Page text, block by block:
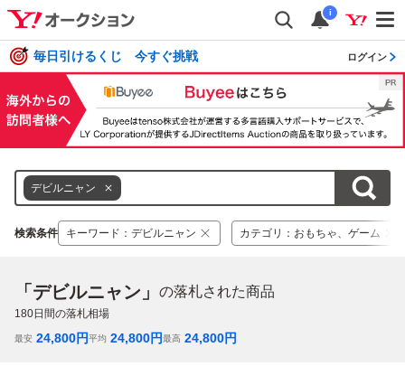
i
毎日引けるくじ 今すぐ挑戦 ログイン
デビルニャン
検索条件 キーワード ： デビルニャン カテゴリ ： おもちゃ、ゲーム
「デビルニャン」 の落札された商品
180日間の落札相場
最安 24,800円平均 24,800円最高 24,800円